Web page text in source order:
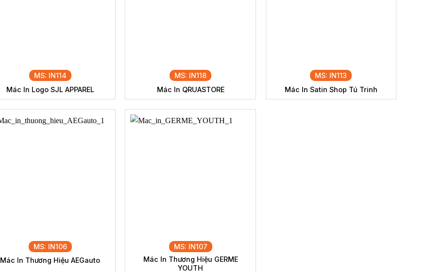
MS: IN114
Mác In Logo SJL APPAREL
MS: IN118
Mác In QRUASTORE
MS: IN113
Mác In Satin Shop Tú Trinh
MS: IN106
Mác In Thương Hiệu AEGauto
MS: IN107
Mác In Thương Hiệu GERME
YOUTH